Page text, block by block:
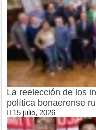
La reelección de los
política bonaerense
15 julio, 2026